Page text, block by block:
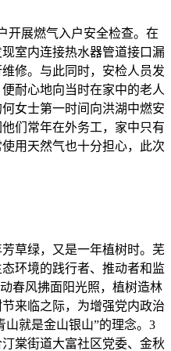
开展燃气入户安全检查。在
室内连接热水器管道接口漏
修。与此同时，安检人员发
耐心地向当时在家中的老人
女士第一时间向洪湖中燃安
们常年在外务工，家中只有
用天然气也十分担心，此次
草绿，又是一年植树时。芜
环境的践行者、推动者和监
春风拂面阳光照，植树造林
来临之际，为增强党内政治
山就是金山银山”的理念。3
棠街道大富社区党委、金秋